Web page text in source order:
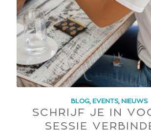
BLOG, EVENTS, NIEUWS
SCHRIJF JE IN
SESSIE